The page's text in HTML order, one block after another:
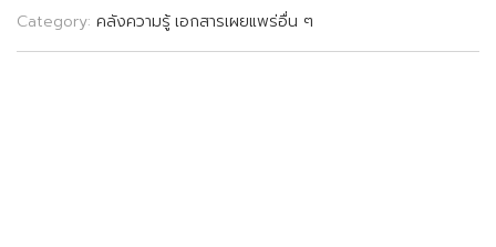
Category: คลังความรู้เอกสารเผยแพร่อื่น ๆ